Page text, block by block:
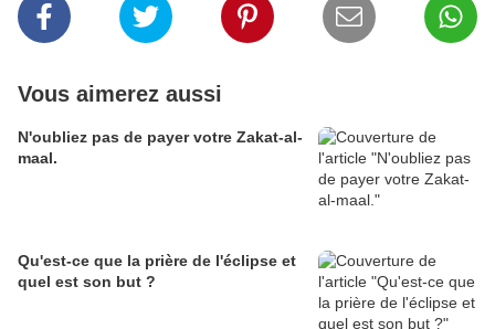
Vous aimerez aussi
N'oubliez pas de payer votre Zakat-al-
maal.
Qu'est-ce que la prière de l'éclipse et
quel est son but ?